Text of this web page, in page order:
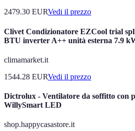
2479.30 EURVedi il prezzo
Clivet Condizionatore EZCool trial
BTU inverter A++ unità esterna 7.9
climamarket.it
1544.28 EURVedi il prezzo
Dictrolux - Ventilatore da soffitto con
WillySmart LED
shop.happycasastore.it